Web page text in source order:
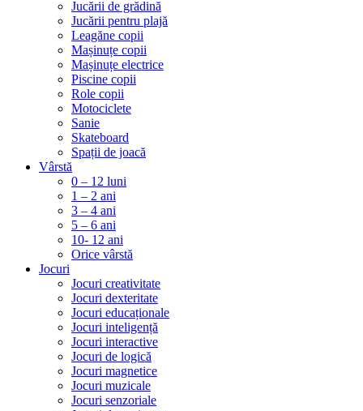
Jucării de grădină
Jucării pentru plajă
Leagăne copii
Mașinuțe copii
Mașinuțe electrice
Piscine copii
Role copii
Motociclete
Sanie
Skateboard
Spații de joacă
Vârstă
0 – 12 luni
1 – 2 ani
3 – 4 ani
5 – 6 ani
10- 12 ani
Orice vârstă
Jocuri
Jocuri creativitate
Jocuri dexteritate
Jocuri educaționale
Jocuri inteligență
Jocuri interactive
Jocuri de logică
Jocuri magnetice
Jocuri muzicale
Jocuri senzoriale